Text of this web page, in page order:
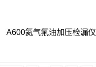
A600氦气氟油加压检漏仪